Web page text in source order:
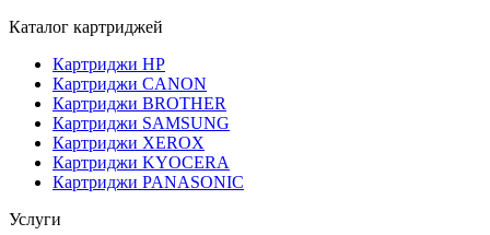
Каталог картриджей
Картриджи HP
Картриджи CANON
Картриджи BROTHER
Картриджи SAMSUNG
Картриджи XEROX
Картриджи KYOCERA
Картриджи PANASONIC
Услуги